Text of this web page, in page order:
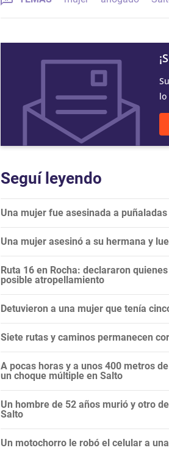
Seguí leyendo
Una mujer fue asesinada a
Una mujer asesinó a su hermana y
Ruta 16 en Rocha: declararon
posible atropellamiento
Detuvieron a una mujer que tenía
Siete rutas y caminos permanecen
A pocas horas y a unos 400 metros
un choque múltiple en Salto
Un hombre de 52 años murió y otro
Salto
Un motochorro le robó el celular a